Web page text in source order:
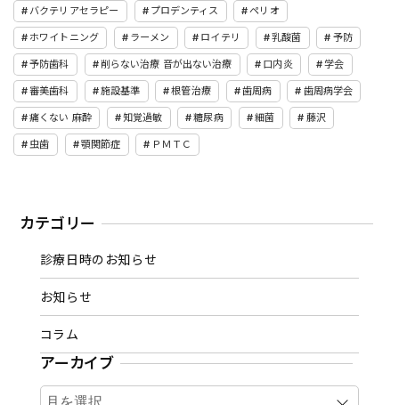
バクテリアセラピー プロデンティス ペリオ
ホワイトニング ラーメン ロイテリ 乳酸菌 予防
予防歯科 削らない治療 音が出ない治療 口内炎 学会
審美歯科 施設基準 根管治療 歯周病 歯周病学会
痛くない 麻酔 知覚過敏 糖尿病 細菌 藤沢
虫歯 顎関節症 ＰＭＴＣ
カテゴリー
診療日時のお知らせ
お知らせ
コラム
アーカイブ
ア